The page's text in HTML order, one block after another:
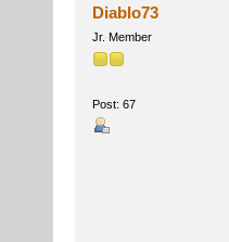
Diablo73
Jr. Member
Post: 67